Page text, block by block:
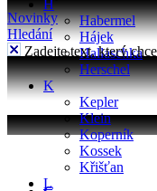
H
Habermel
Hájek
Hallaschka
Herschel
K
Kepler
Klein
Koperník
Kossek
Křišťan
L
Novinky
Hledání
Zadejte text, který